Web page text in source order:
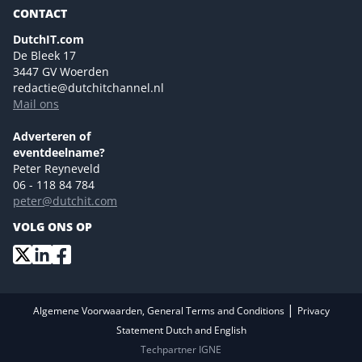
Marketingmogelijkheden 2026
Eventmogelijkheden 2026
Advertising opportunities 2026 ENG
Event opportunities 2026 ENG
NL Digital
Versturen
CONTACT
DutchIT.com
De Bleek 17
3447 GV Woerden
redactie@dutchitchannel.nl
Mail ons
Adverteren of
eventdeelname?
Peter Reyneveld
06 - 118 84 784
peter@dutchit.com
VOLG ONS OP
Algemene Voorwaarden, General Terms and Conditions | Privacy
Statement Dutch and English
Techpartner IGNE